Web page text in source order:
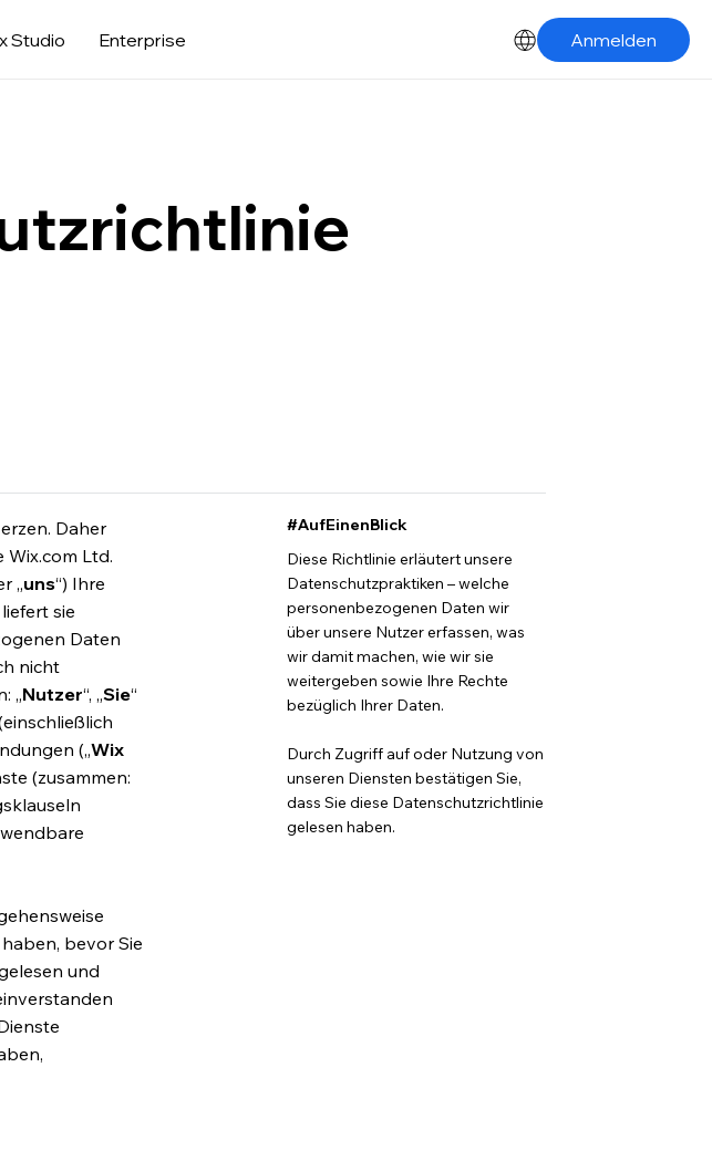
Studio Enterprise Anmelden
Daher
Wix.com Ltd.
„uns“) Ihre
sie
Daten
nicht
„Nutzer“, „Sie“
(„Wix
(zusammen:
bevor Sie
und
#AufEinenBlick
Diese Richtlinie erläutert unsere
Datenschutzpraktiken – welche
personenbezogenen Daten wir
über unsere Nutzer erfassen, was
wir damit machen, wie wir sie
weitergeben sowie Ihre Rechte
bezüglich Ihrer Daten.
Durch Zugriff auf oder Nutzung von
unseren Diensten bestätigen Sie,
dass Sie diese Datenschutzrichtlinie
gelesen haben.